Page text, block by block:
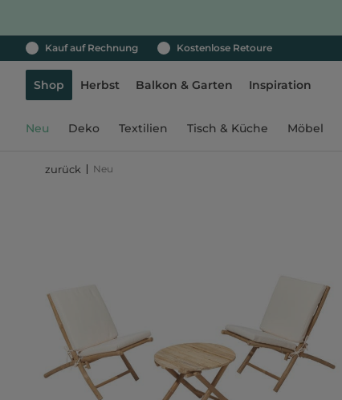
Kauf auf Rechnung Kostenlose Retoure
Shop Herbst Balkon & Garten Inspiration
Neu Deko Textilien Tisch & Küche Möbel
zurück Neu